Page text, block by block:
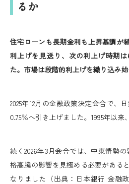
るか
住宅ローンも長期金利も上昇基調が
利上げを見送り、次の利上げ時期
た。市場は段階的利上げを織り込み始
2025年12月の金融政策決定会合で、
0.75％へ引き上げました。1995年以来
続く2026年3月会合では、中東情勢
格高騰の影響を見極める必要がある
なりました（出典：日本銀行 金融